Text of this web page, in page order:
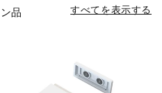
品 すべてを表示する